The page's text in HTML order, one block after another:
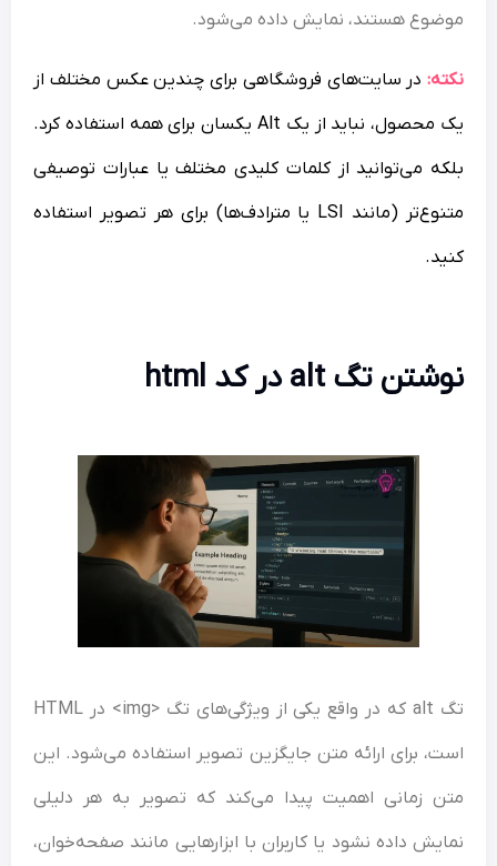
موضوع هستند، نمایش داده می‌شود.
نکته: در سایت‌های فروشگاهی برای چندین عکس مختلف از
یک محصول، نباید از یک Alt یکسان برای همه استفاده کرد.
بلکه می‌توانید از کلمات کلیدی مختلف یا عبارات توصیفی
متنوع‌تر (مانند LSI یا مترادف‌ها) برای هر تصویر استفاده
کنید.
نوشتن تگ alt در کد html
تگ alt که در واقع یکی از ویژگی‌های تگ <img> در HTML
است، برای ارائه متن جایگزین تصویر استفاده می‌شود. این
متن زمانی اهمیت پیدا می‌کند که تصویر به هر دلیلی
نمایش داده نشود یا کاربران با ابزارهایی مانند صفحه‌خوان،